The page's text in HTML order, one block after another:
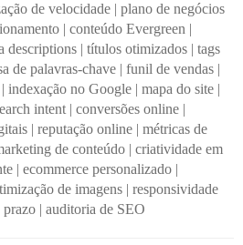
de velocidade | plano de negócios
| conteúdo Evergreen |
descriptions | títulos otimizados | tags
de palavras-chave | funil de vendas |
| indexação no Google | mapa do site |
intent | conversões online |
| reputação online | métricas de
de conteúdo | criatividade em
| ecommerce personalizado |
de imagens | responsividade
prazo | auditoria de SEO